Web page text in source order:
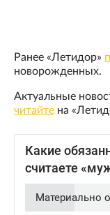
Ранее «Летидор»
новорожденных.
Актуальные
читайте на